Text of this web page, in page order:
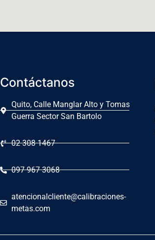
Contáctanos
Quito, Calle Manglar Alto y Tomas
Guerra Sector San Bartolo
02 308 1467
097 967 3068
atencionalcliente@calibraciones-
metas.com